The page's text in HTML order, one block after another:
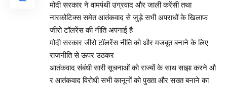
मोदी सरकार ने वामपंथी उग्रवाद और जाली करेंसी तथा
नारकोटिक्स समेत आतंकवाद से जुड़े सभी अपराधों के खिलाफ
जीरो टॉलरेंस की नीति अपनाई है
मोदी सरकार जीरो टॉलरेंस नीति को और मजबूत बनाने के लिए
राजनीति से ऊपर उठकर
आतंकवाद संबंधी सारी सूचनाओं को राज्यों के साथ साझा करने औ
र आतंकवाद विरोधी सभी कानूनों को पुख्ता और सख्त बनाने का